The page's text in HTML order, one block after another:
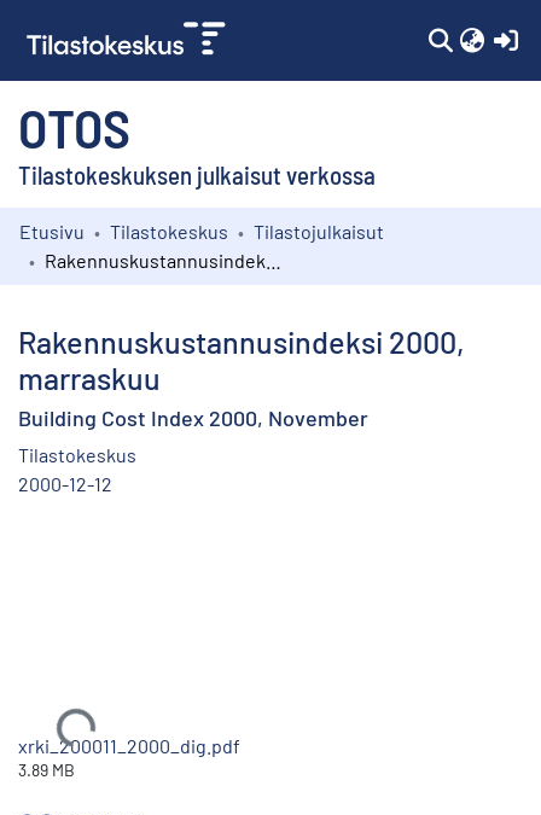
OTOS
Tilastokeskuksen julkaisut verkossa
Kokoelmat
Etusivu Tilastokeskus
Tilastojulkaisut
Rakennuskustannusindeksi 2000,
marraskuu
Building Cost Index 2000, November
Tilastokeskus
2000-12-12
Ladataan...
xrki_200011_2000_dig.pdf
3.89 MB